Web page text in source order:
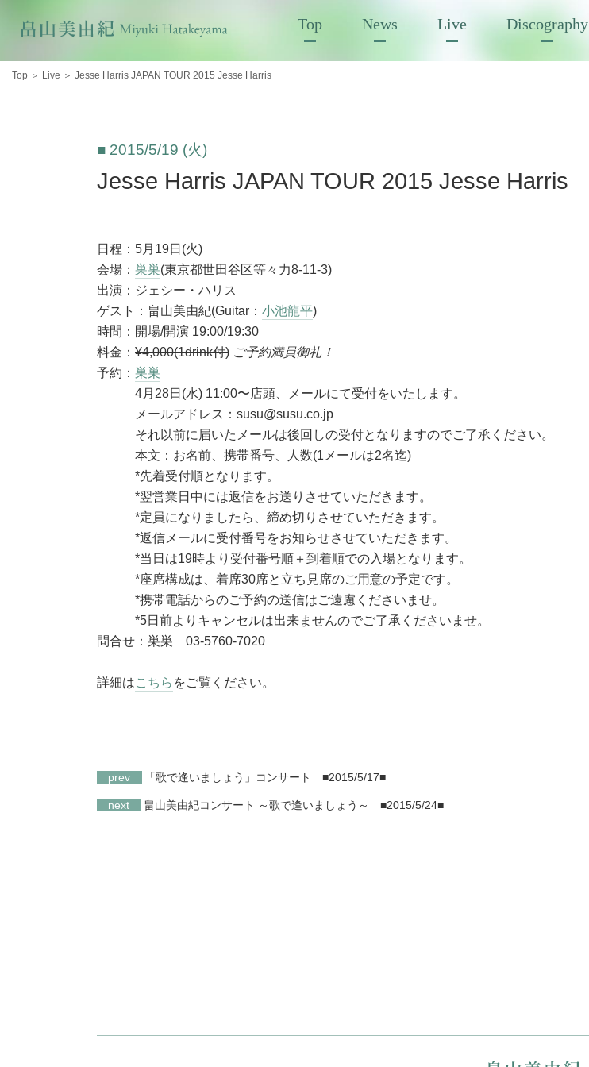
Top News Live Discography
Top ＞ Live ＞ Jesse Harris JAPAN TOUR 2015 Jesse Harris
■ 2015/5/19 (火)
Jesse Harris JAPAN TOUR 2015 Jesse Harris
日程：5月19日(火)
会場： 巣巣(東京都世田谷区等々力8-11-3)
出演：ジェシー・ハリス
ゲスト：畠山美由紀(Guitar： 小池龍平)
時間：開場/開演 19:00/19:30
料金： ¥4,000(1drink付) ご予約満員御礼！
予約： 巣巣
4月28日(水) 11:00〜店頭、メールにて受付をいたします。
メールアドレス：susu@susu.co.jp
それ以前に届いたメールは後回しの受付となりますのでご了承ください。
本文：お名前、携帯番号、人数(1メールは2名迄)
*先着受付順となります。
*翌営業日中には返信をお送りさせていただきます。
*定員になりましたら、締め切りさせていただきます。
*返信メールに受付番号をお知らせさせていただきます。
*当日は19時より受付番号順＋到着順での入場となります。
*座席構成は、着席30席と立ち見席のご用意の予定です。
*携帯電話からのご予約の送信はご遠慮くださいませ。
*5日前よりキャンセルは出来ませんのでご了承くださいませ。
問合せ：巣巣 03-5760-7020
詳細はこちら をご覧ください。
prev 「歌で逢いましょう」コンサート ■2015/5/17■
next 畠山美由紀コンサート ～歌で逢いましょう～ ■2015/5/24■